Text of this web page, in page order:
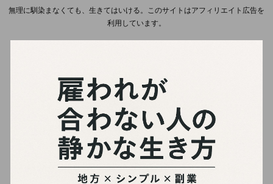
無理に馴染まなくても、生きてはいける。このサイトはアフィリエイト広告を
利用しています。